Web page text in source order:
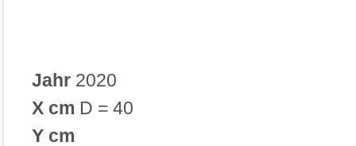
Jahr 2020
X cm D = 40
Y cm